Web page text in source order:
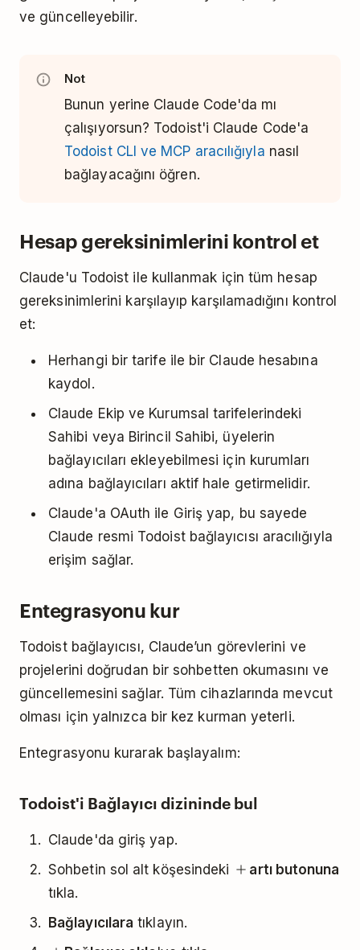
ve güncelleyebilir.
Not
Bunun yerine Claude Code'da mı
çalışıyorsun? Todoist'i Claude Code'a
Todoist CLI ve MCP aracılığıyla nasıl
bağlayacağını öğren.
Hesap gereksinimlerini kontrol et
Claude'u Todoist ile kullanmak için tüm hesap
gereksinimlerini karşılayıp karşılamadığını kontrol
et:
Herhangi bir tarife ile bir Claude hesabına
kaydol.
Claude Ekip ve Kurumsal tarifelerindeki
Sahibi veya Birincil Sahibi, üyelerin
bağlayıcıları ekleyebilmesi için kurumları
adına bağlayıcıları aktif hale getirmelidir.
Claude'a OAuth ile Giriş yap, bu sayede
Claude resmi Todoist bağlayıcısı aracılığıyla
erişim sağlar.
Entegrasyonu kur
Todoist bağlayıcısı, Claude’un görevlerini ve
projelerini doğrudan bir sohbetten okumasını ve
güncellemesini sağlar. Tüm cihazlarında mevcut
olması için yalnızca bir kez kurman yeterli.
Entegrasyonu kurarak başlayalım:
Todoist'i Bağlayıcı dizininde bul
Claude'da giriş yap.
Sohbetin sol alt köşesindeki
artı butonuna
tıkla.
Bağlayıcılara tıklayın.